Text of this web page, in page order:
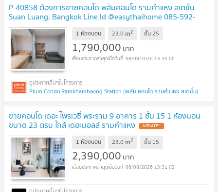
P-40858 ต้องการขายคอนโด พลัมคอนโด รามคำแหง สเตชั่น
Suan Luang, Bangkok Line Id @easythaihome 085-592-
2897 UPDATE !
1 ห้องนอน 23.0 m2 ชั้น25
1,790,000 บาท
08/08/2026 13:35:00
Plum Condo Ramkhamhaeng Station (พลัม คอนโด รามคำแหง สเตชั่น)
ขายคอนโด เดอะ ไพรเวซี่ พระราม 9 อาคาร 1 ชั้น 15 1 ห้องนอน
ขนาด 23 ตรม ใกล้ เดอะมอลล์ รามคำแหง UPDATE !
1 ห้องนอน 23.0 m2 ชั้น 15
2,390,000 บาท
08/08/2026 13:31:02